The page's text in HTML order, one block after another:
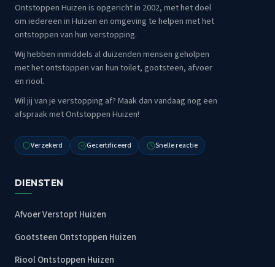
Ontstoppen Huizen is opgericht in 2002, met het doel
om iedereen in Huizen en omgeving te helpen met het
ontstoppen van hun verstopping.
Wij hebben inmiddels al duizenden mensen geholpen
met het ontstoppen van hun toilet, gootsteen, afvoer
en riool.
Wil jij van je verstopping af? Maak dan vandaag nog een
afspraak met Ontstoppen Huizen!
Verzekerd Gecertificeerd Snelle reactie
DIENSTEN
Afvoer Verstopt Huizen
Gootsteen Ontstoppen Huizen
Riool Ontstoppen Huizen